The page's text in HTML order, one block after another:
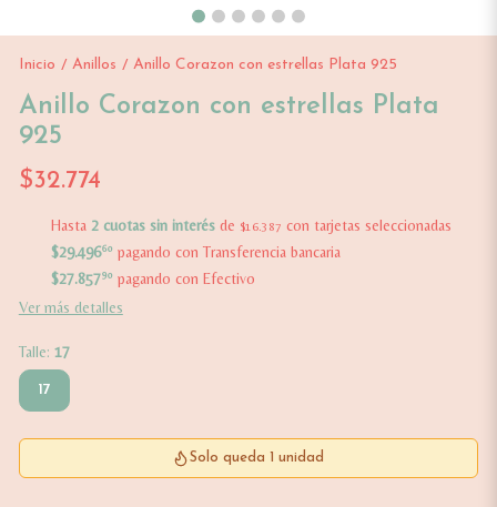
Inicio / Anillos / Anillo Corazon con estrellas Plata 925
Anillo Corazon con estrellas Plata
925
$32.774
Hasta 2 cuotas sin interésde $16.387 con tarjetas seleccionadas
$29.49660pagando con Transferencia bancaria
$27.85790pagando con Efectivo
Ver más detalles
Talle: 17
17
Solo queda 1 unidad